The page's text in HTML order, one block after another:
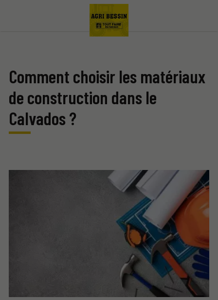
Comment choisir les matériaux
de construction dans le
Calvados ?